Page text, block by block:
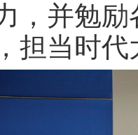
，并勉
担当时代